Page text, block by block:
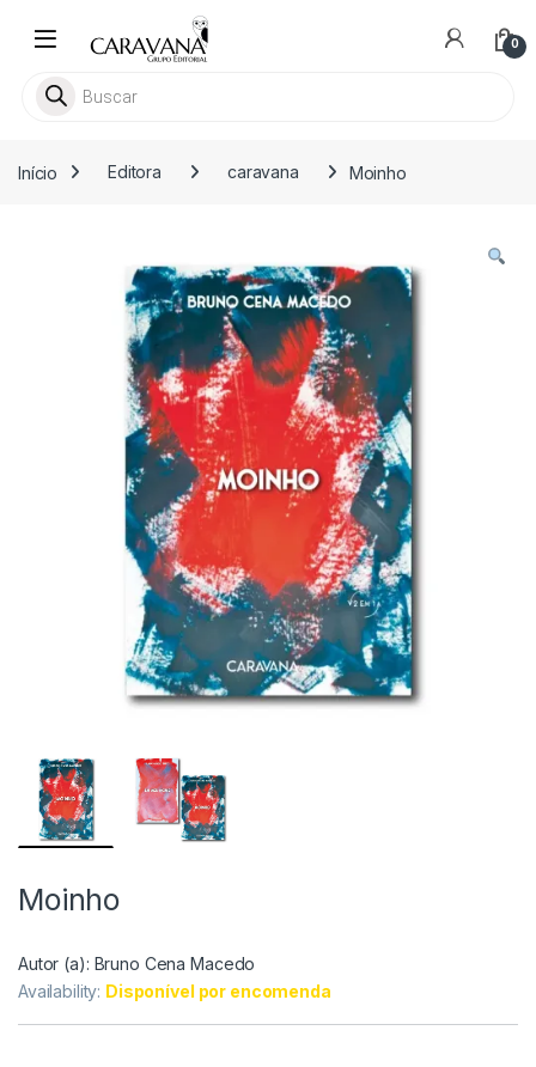
0
Pesquisar livros
Início Editora caravana Moinho
Moinho
Autor (a): Bruno Cena Macedo
Availability: Disponível por encomenda